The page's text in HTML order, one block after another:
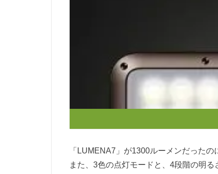
「LUMENA7」が1300ルーメンだった
また、3色の点灯モードと、4段階の明る